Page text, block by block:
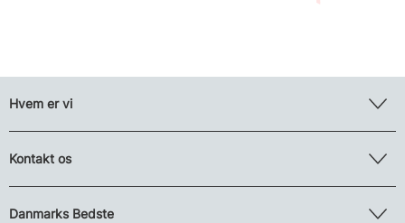
Hvem er vi
Kontakt os
Danmarks Bedste